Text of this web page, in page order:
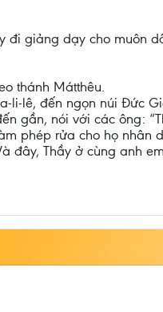
đi giảng dạy cho muôn
thánh Mátthêu.
li-lê, đến ngọn núi Đức
gần, nói với các ông:
phép rửa cho họ
đây, Thầy ở cùng anh